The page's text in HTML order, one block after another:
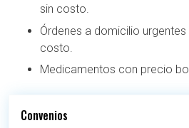
sin costo.
Órdenes a domicilio
costo.
Medicamentos con precio
Convenios